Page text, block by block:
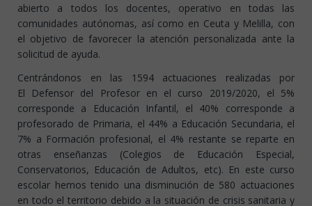
abierto a todos los docentes, operativo en todas las
comunidades autónomas, así como en Ceuta y Melilla, con
el objetivo de favorecer la atención personalizada ante la
solicitud de ayuda.
Centrándonos en las 1594 actuaciones realizadas por
El Defensor del Profesor en el curso 2019/2020, el 5%
corresponde a Educación Infantil, el 40% corresponde a
profesorado de Primaria, el 44% a Educación Secundaria, el
7% a Formación profesional, el 4% restante se reparte en
otras enseñanzas (Colegios de Educación Especial,
Conservatorios, Educación de Adultos, etc). En este curso
escolar hemos tenido una disminución de 580 actuaciones
en todo el territorio debido a la situación de crisis sanitaria y